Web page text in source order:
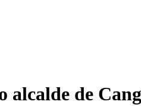
alcalde de